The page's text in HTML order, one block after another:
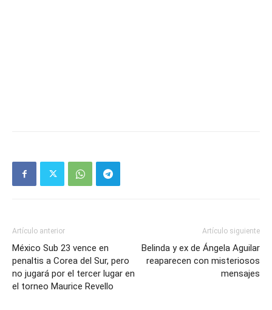
Artículo anterior
México Sub 23 vence en
penaltis a Corea del Sur, pero
no jugará por el tercer lugar en
el torneo Maurice Revello
Artículo siguiente
Belinda y ex de Ángela Aguilar
reaparecen con misteriosos
mensajes